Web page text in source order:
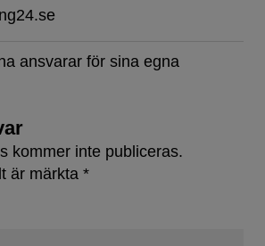
ansvarar för sina egna
kommer inte publiceras.
är märkta *